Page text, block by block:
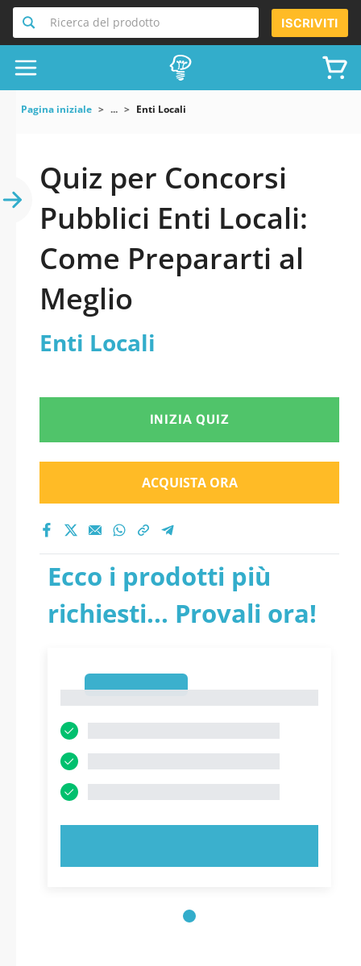
Ricerca del prodotto ISCRIVITI
Pagina iniziale ... Enti Locali
Quiz per Concorsi
Pubblici Enti Locali:
Come Prepararti al
Meglio
Enti Locali
INIZIA QUIZ
ACQUISTA ORA
Ecco i prodotti più
richiesti... Provali ora!